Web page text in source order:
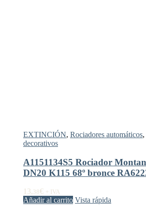
EXTINCIÓN, Rociadores automáticos,
decorativos
A1151134S5 Rociador
DN20 K115 68º bronce
13,38€ + IVA
Añadir al carrito Vista rápida